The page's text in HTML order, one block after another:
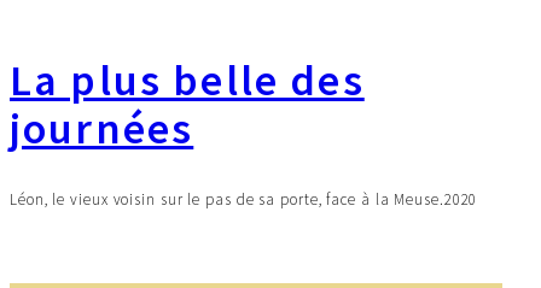
La plus belle des
journées
Léon, le vieux voisin sur le pas de sa porte, face à la Meuse.2020